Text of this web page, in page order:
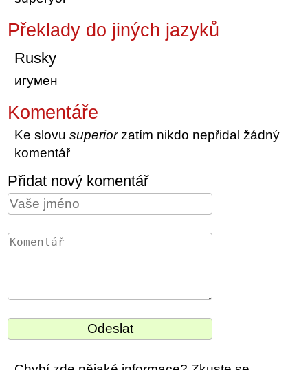
Překlady do jiných jazyků
Rusky
игумен
Komentáře
Ke slovusuperiorzatím nikdo nepřidal žádný
komentář
Přidat nový komentář